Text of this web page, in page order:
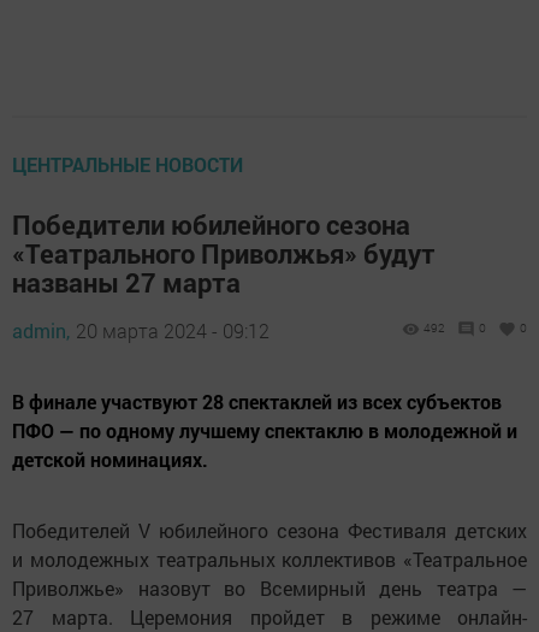
ЦЕНТРАЛЬНЫЕ НОВОСТИ
Победители юбилейного сезона
«Театрального Приволжья» будут
названы 27 марта
admin, 20 марта 2024 - 09:12 492 0 0
В финале участвуют 28 спектаклей из всех субъектов
ПФО — по одному лучшему спектаклю в молодежной и
детской номинациях.
Победителей V юбилейного сезона Фестиваля детских
и молодежных театральных коллективов «Театральное
Приволжье» назовут во Всемирный день театра —
27 марта. Церемония пройдет в режиме онлайн-